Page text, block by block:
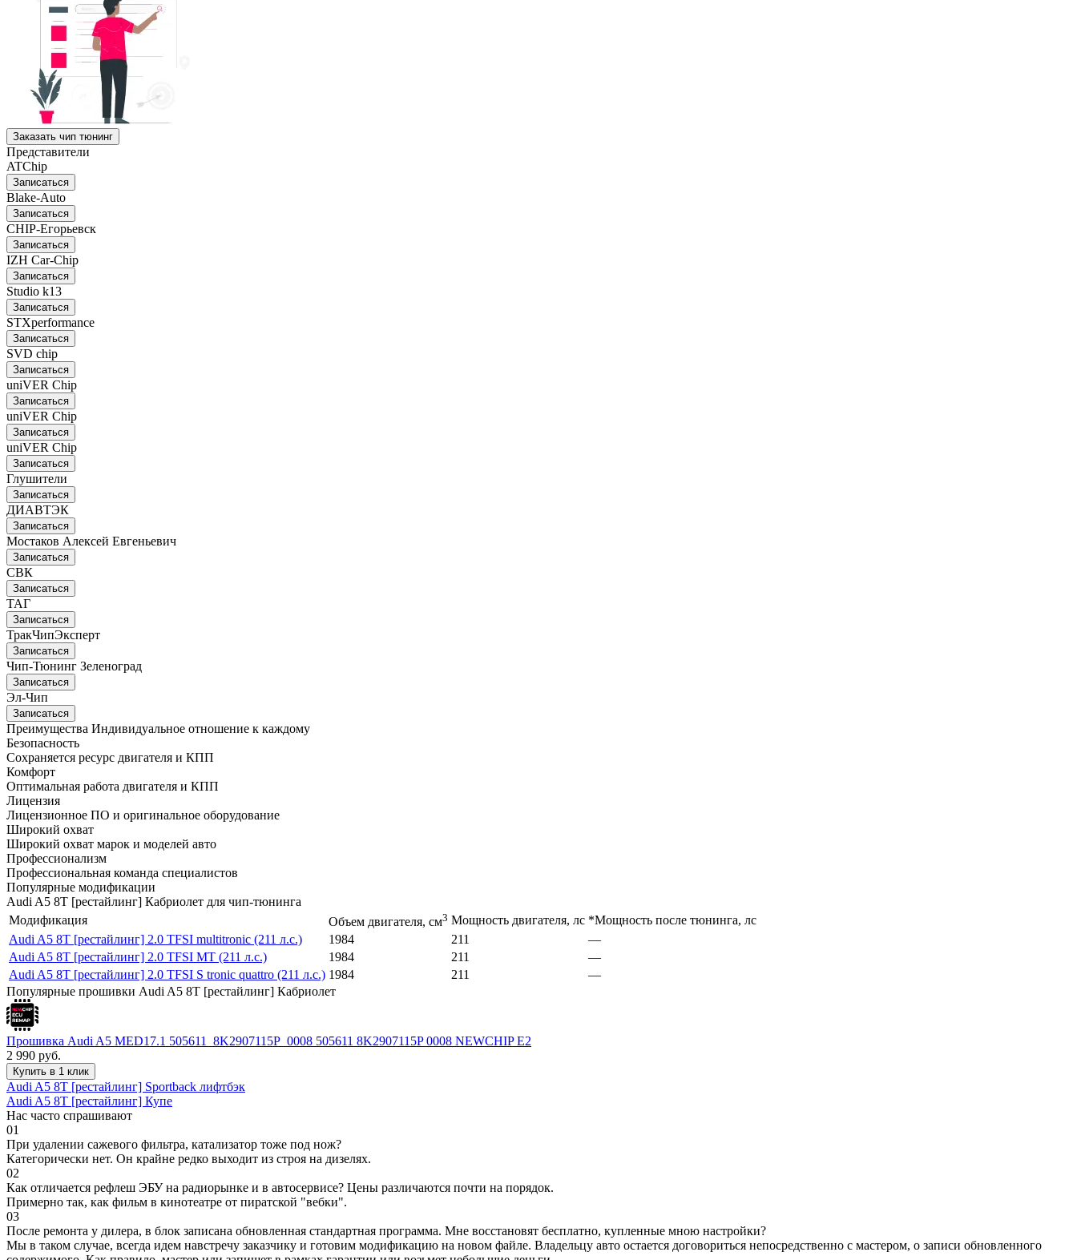
Заказать чип тюнинг
Представители
ATChip
Записаться
Blake-Auto
Записаться
CHIP-Егорьевск
Записаться
IZH Car-Chip
Записаться
Studio k13
Записаться
STXperformance
Записаться
SVD chip
Записаться
uniVER Chip
Записаться
uniVER Chip
Записаться
uniVER Chip
Записаться
Глушители
Записаться
ДИАВТЭК
Записаться
Мостаков Алексей Евгеньевич
Записаться
СВК
Записаться
ТАГ
Записаться
ТракЧипЭксперт
Записаться
Чип-Тюнинг Зеленоград
Записаться
Эл-Чип
Записаться
Преимущества Индивидуальное отношение к каждому
Безопасность
Сохраняется ресурс двигателя и КПП
Комфорт
Оптимальная работа двигателя и КПП
Лицензия
Лицензионное ПО и оригинальное оборудование
Широкий охват
Широкий охват марок и моделей авто
Профессионализм
Профессиональная команда специалистов
Популярные модификации
Audi A5 8T [рестайлинг] Кабриолет для чип-тюнинга
Модификация
Объем двигателя, см3 Мощность двигателя, лс *Мощность после тюнинга, лс
Audi A5 8T [рестайлинг] 2.0 TFSI multitronic (211 л.с.)
1984 211
—
Audi A5 8T [рестайлинг] 2.0 TFSI MT (211 л.с.)
1984 211
—
Audi A5 8T [рестайлинг] 2.0 TFSI S tronic quattro (211 л.с.) 1984 211
—
Популярные прошивки Audi A5 8T [рестайлинг] Кабриолет
Прошивка Audi A5 MED17.1 505611_8K2907115P_0008 505611 8K2907115P 0008 NEWCHIP E2
2 990 руб.
Купить в 1 клик
Audi A5 8T [рестайлинг] Sportback лифтбэк
Audi A5 8T [рестайлинг] Купе
Нас часто спрашивают
01
При удалении сажевого фильтра, катализатор тоже под нож?
Категорически нет. Он крайне редко выходит из строя на дизелях.
02
Как отличается рефлеш ЭБУ на радиорынке и в автосервисе? Цены различаются почти на порядок.
Примерно так, как фильм в кинотеатре от пиратской "вебки".
03
После ремонта у дилера, в блок записана обновленная стандартная программа. Мне восстановят бесплатно, купленные мною настройки?
Мы в таком случае, всегда идем навстречу заказчику и готовим модификацию на новом файле. Владельцу авто остается договориться непосредственно с мастером, о записи обновленного